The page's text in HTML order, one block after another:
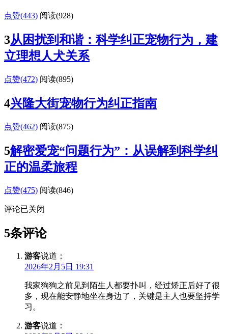
点赞(443) 阅读(928)
3从困扰到和谐：科学纠正宠物行为，建
立理想人犬关系
点赞(472) 阅读(895)
4兴隆大街宠物行为纠正指南
点赞(462) 阅读(875)
5解密爱宠“问题行为”：从误解到科学纠
正的温柔旅程
点赞(475) 阅读(846)
评论已关闭
5条评论
游客说道：
2026年2月5日 19:31
我家狗狗之前见到陌生人都要扑叫，经过矫正后好了很
多，现在能安静地坐在身边了，关键是主人也要坚持学
习。
游客说道：